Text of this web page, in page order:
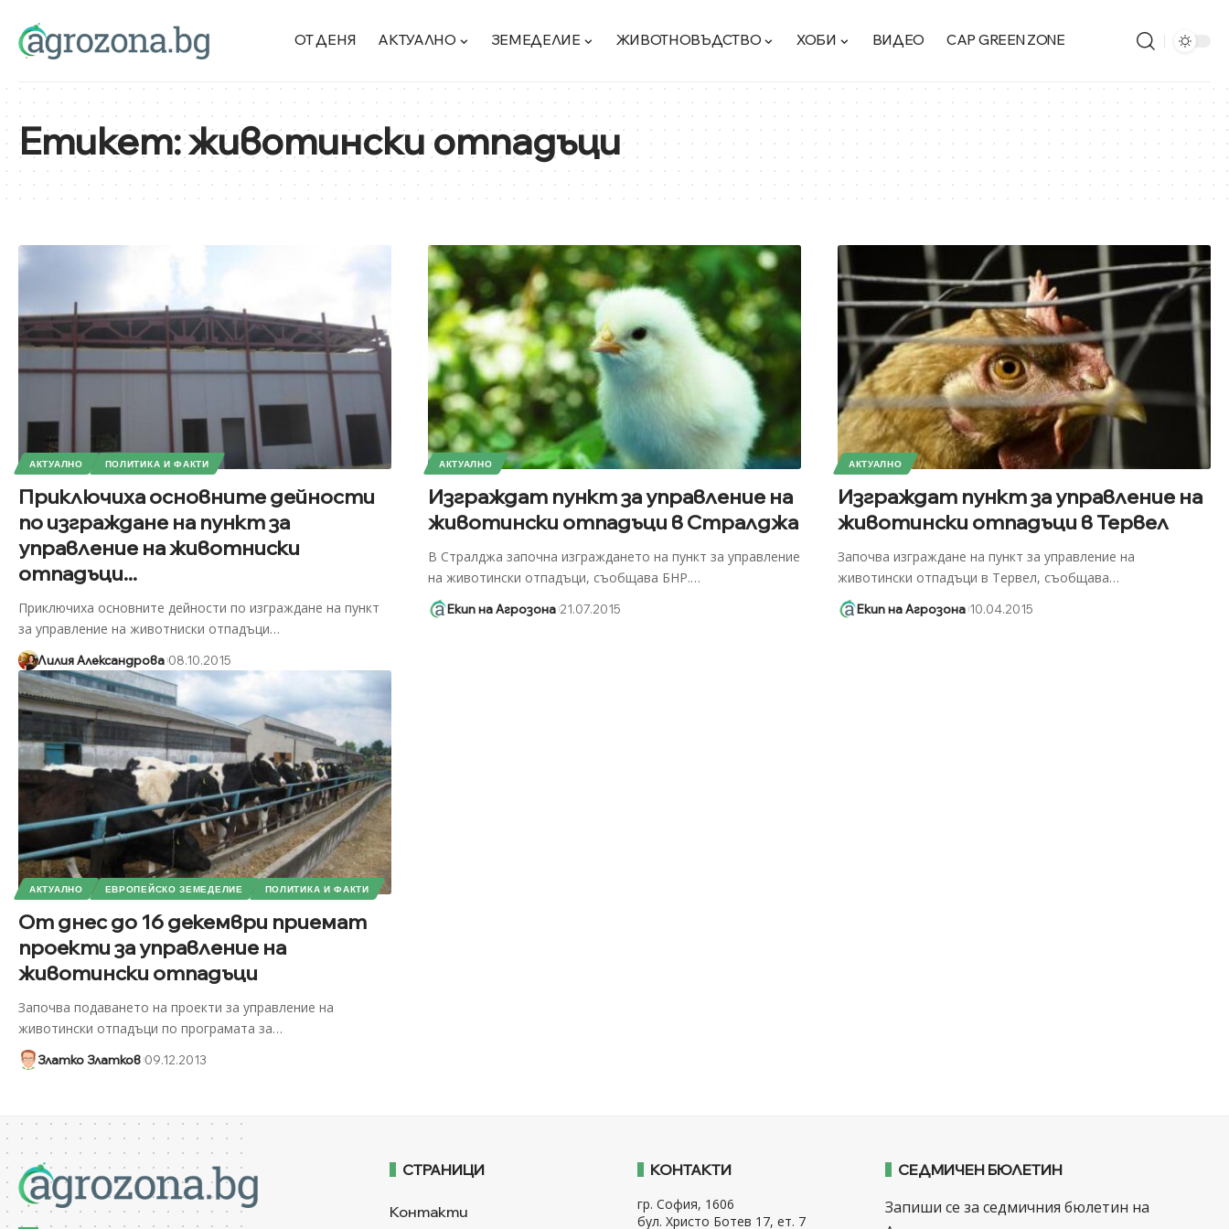
ОТ ДЕНЯ АКТУАЛНО ЗЕМЕДЕЛИЕ ЖИВОТНОВЪДСТВО ХОБИ ВИДЕО CAP GREEN ZONE
Етикет:животински отпадъци
АКТУАЛНО ПОЛИТИКА И ФАКТИ
Приключиха основните дейности
по изграждане на пункт за
управление на животниски
отпадъци...
Приключиха основните дейности по изграждане на пункт
за управление на животниски отпадъци…
Лилия Александрова 08.10.2015
АКТУАЛНО
Изграждат пункт за управление на
животински отпадъци в Стралджа
В Стралджа започна изграждането на пункт за управление
на животински отпадъци, съобщава БНР.…
Екип на Агрозона 21.07.2015
АКТУАЛНО
Изграждат пункт за управление на
животински отпадъци в Тервел
Започва изграждане на пункт за управление на
животински отпадъци в Тервел, съобщава…
Екип на Агрозона 10.04.2015
АКТУАЛНО ЕВРОПЕЙСКО ЗЕМЕДЕЛИЕ ПОЛИТИКА И ФАКТИ
От днес до 16 декември приемат
проекти за управление на
животински отпадъци
Започва подаването на проекти за управление на
животински отпадъци по програмата за…
Златко Златков 09.12.2013
СТРАНИЦИ
Контакти
КОНТАКТИ
гр. София, 1606
бул. Христо Ботев 17, ет. 7
СЕДМИЧЕН БЮЛЕТИН
Запиши се за седмичния бюлетин на